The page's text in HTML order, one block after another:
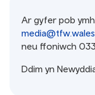
Ar gyfer pob
media@tfw.wales
neu ffoniwch
Ddim yn